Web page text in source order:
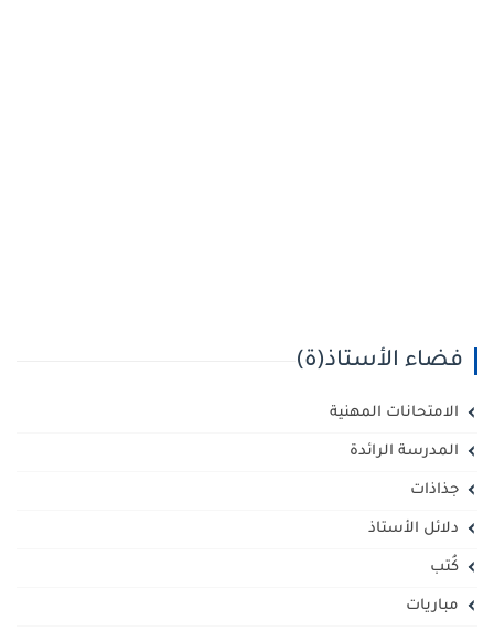
فضاء الأستاذ(ة)
الامتحانات المهنية
المدرسة الرائدة
جذاذات
دلائل الأستاذ
كُتب
مباريات